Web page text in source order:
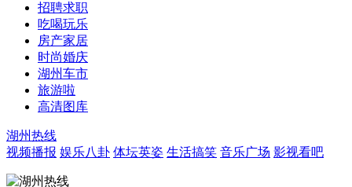
招聘求职
吃喝玩乐
房产家居
时尚婚庆
湖州车市
旅游啦
高清图库
湖州热线
视频播报 娱乐八卦 体坛英姿 生活搞笑 音乐广场 影视看吧